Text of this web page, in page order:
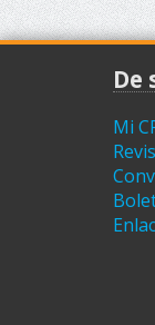
de
De
Mi